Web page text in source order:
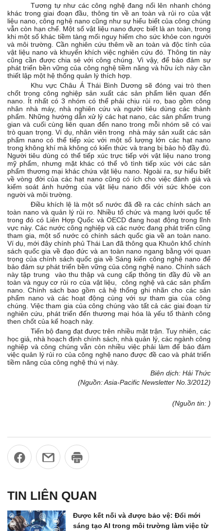
Tương tự như các công nghệ đang nổi lên nhanh chóng
khác trong giai đoạn đầu, thông tin về an toàn và rủi ro của vật
liệu nano, công nghệ nano cũng như sự hiểu biết của công chúng
vẫn còn hạn chế. Một số vật liệu nano được biết là an toàn, trong
khi một số khác tiềm tàng mối nguy hiểm cho sức khỏe con người
và môi trường. Cần nghiên cứu thêm về an toàn và độc tính của
vật liệu nano và khuyến khích việc nghiên cứu đó. Thông tin này
cũng cần được chia sẻ với công chúng. Vì vậy, để bảo đảm sự
phát triển bền vững của công nghệ tiềm năng và hữu ích này cần
thiết lập một hệ thống quản lý thích hợp.
Khu vực Châu Á Thái Bình Dương sẽ đóng vai trò then
chốt trong công nghiệp sản xuất các sản phẩm liên quan đến
nano. Ít nhất có 3 nhóm có thể phải chịu rủi ro, bao gồm công
nhân nhà máy, nhà nghiên cứu và người tiêu dùng các thành
phẩm. Những hướng dẫn xử lý các hạt nano, các sản phẩm trung
gian và cuối cùng liên quan đến nano trong mỗi nhóm sẽ có vai
trò quan trọng. Ví dụ, nhân viên trong nhà máy sản xuất các sản
phẩm nano có thể tiếp xúc với một số lượng lớn các hạt nano
trong không khí mà không có kiến thức và trang bị bảo hộ đầy đủ.
Người tiêu dùng có thể tiếp xúc trực tiếp với vật liệu nano trong
mỹ phẩm, nhưng mặt khác có thể vô tình tiếp xúc với các sản
phẩm thương mại khác chứa vật liệu nano. Ngoài ra, sự hiểu biết
về vòng đời của các hạt nano cũng có ích cho việc đánh giá và
kiểm soát ảnh hưởng của vật liệu nano đối với sức khỏe con
người và môi trường.
Điều khích lệ là một số nước đã đề ra các chính sách an
toàn nano và quản lý rủi ro. Nhiều tổ chức và mạng lưới quốc tế
trong đó có Liên Hợp Quốc và OECD đang hoạt động trong lĩnh
vực này. Các nước công nghiệp và các nước đang phát triển cũng
tham gia, một số nước có chính sách quốc gia về an toàn nano.
Ví dụ, mới đây chính phủ Thái Lan đã thông qua Khuôn khổ chính
sách quốc gia về đạo đức và an toàn nano ngang bằng với quan
trọng của chính sách quốc gia về Sáng kiến công nghệ nano để
bảo đảm sự phát triển bền vững của công nghệ nano. Chính sách
này tập trung vào thu thập và cung cấp thông tin đầy đủ về an
toàn và nguy cơ rủi ro của vật liệu, công nghệ và các sản phẩm
nano. Chính sách bao gồm cả hệ thống ghi nhãn cho các sản
phẩm nano và các hoạt động cùng với sự tham gia của công
chúng. Việc tham gia của công chúng vào tất cả các giai đoạn từ
nghiên cứu, phát triển đến thương mại hóa là yếu tố thành công
then chốt của kế hoạch này.
Tiến bộ đang đạt được trên nhiều mặt trận. Tuy nhiên, các
học giả, nhà hoạch định chính sách, nhà quản lý, các ngành công
nghiệp và công chúng vẫn còn nhiều việc phải làm để bảo đảm
việc quản lý rủi ro của công nghệ nano được đề cao và phát triển
tiềm năng của công nghệ thú vị này.
Biên dịch: Hải Thức
(Nguồn: Asia-Pacific Newsletter No.3/2012)
(Nguồn tin: )
TIN LIÊN QUAN
Được kết nối và được bảo vệ: Đổi mới
sáng tạo AI trong môi trường làm việc từ